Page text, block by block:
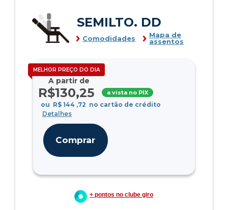
SEMILTO. DD
Comodidades
Mapa de
assentos
MELHOR PREÇO DO DIA
A partir de
R$130,25 a vista no PIX
ou R$ 144 ,72 no cartão de crédito
Detalhes
Comprar
+ pontos no clube giro